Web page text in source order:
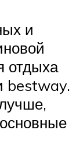
и
отдыха
bestway.